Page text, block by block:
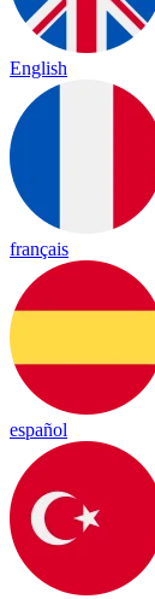
English
français
español